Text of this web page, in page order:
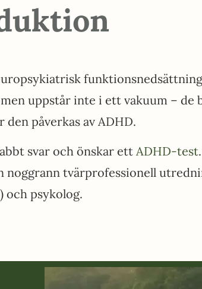
uppstår inte i ett vakuum – de
påverkas av ADHD.
svar och önskar ett ADHD-test
noggrann tvärprofessionell
och psykolog.